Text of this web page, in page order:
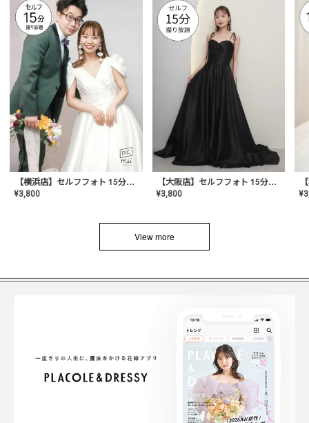
【横浜店】セルフフォト 15分撮り放題プラン
¥3,800
【大阪店】セルフフォト 15分撮り放題プラン
¥3,800 ¥
View more